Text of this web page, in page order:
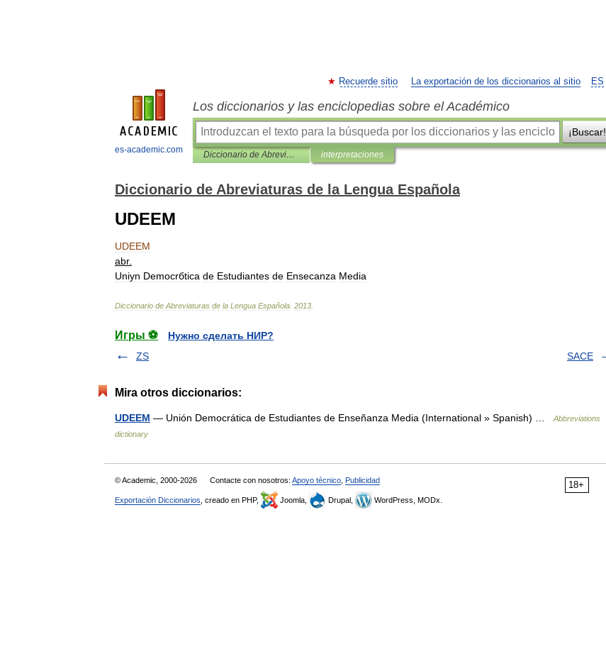
es-academic.com
ES
Recuerde sitio La exportación de los diccionarios al sitio
Los diccionarios y las enciclopedias sobre el Académico
¡Buscar!
Diccionario de Abreviaturas de la Lengua Española interpretaciones
Diccionario de Abreviaturas de la Lengua Española
UDEEM
UDEEM
abr.
Uniуn Democrбtica de Estudiantes de Enseсanza Media
Diccionario de Abreviaturas de la Lengua Española 2013
Игры ⚽
Нужно сделать НИР?
ZS
SACE
Mira otros diccionarios:
UDEEM — Unión Democrática de Estudiantes de Enseñanza Media (International » Spanish) …
Abbreviations
dictionary
18+
© Academic, 2000-2026 Contacte con nosotros: Apoyo técnico Publicidad
Exportación Diccionarios , creado en PHP, Joomla, Drupal, WordPress, MODx.